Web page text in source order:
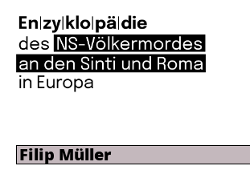
Filip Müller